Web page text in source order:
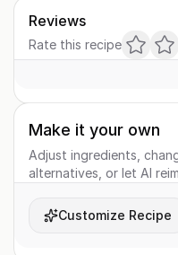
Reviews
Rate this recipe
Make it your own
Adjust ingredients,
alternatives, or let AI
Customize Recipe